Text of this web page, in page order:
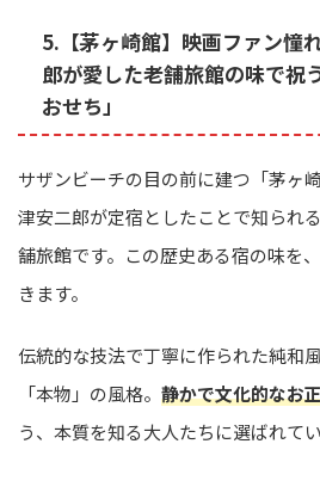
5.【茅ヶ崎館】映画ファン憧
郎が愛した老舗旅館の味で祝
おせち」
サザンビーチの目の前に建つ「茅ヶ
津安二郎が定宿としたことで知られ
舗旅館です。この歴史ある宿の味を
きます。
伝統的な技法で丁寧に作られた純和
「本物」の風格。 静かで文化的なお
う、本質を知る大人たちに選ばれて